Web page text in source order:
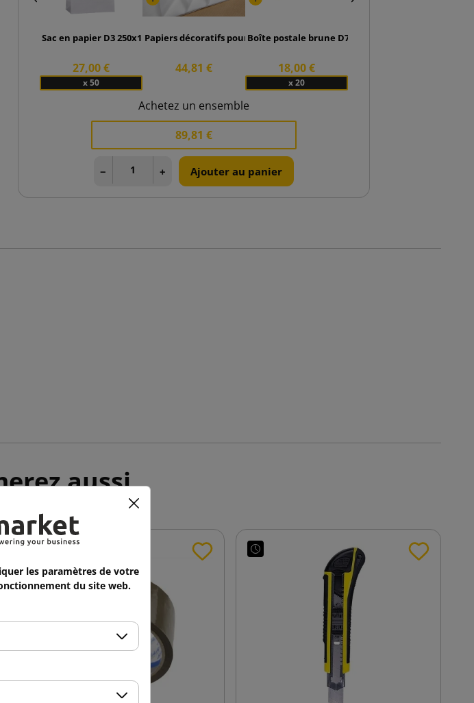
Sac en papier D3 250x110x320
27,00 €
x 50
Papiers décoratifs pour emballage blancs (paquet de 240pcs.)
44,81 €
Boîte postale brune D70 180x120x40
18,00 €
x 20
Achetez un ensemble
89,81 €
− + Ajouter au panier
aussi
les paramètres de votre
du site web.